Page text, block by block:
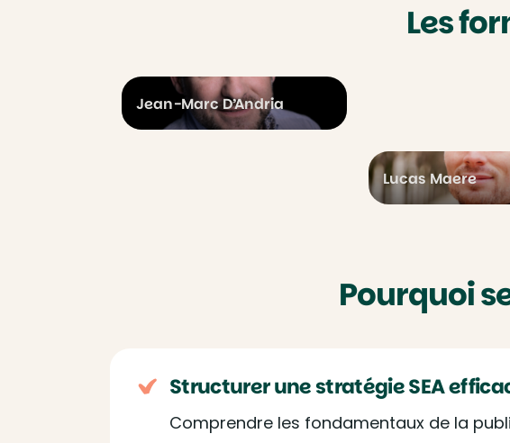
Les
Jean-Marc D’Andria
Lucas Maere
Pourquoi
Structurer une stratégie SEA
Comprendre les fondamentaux de la